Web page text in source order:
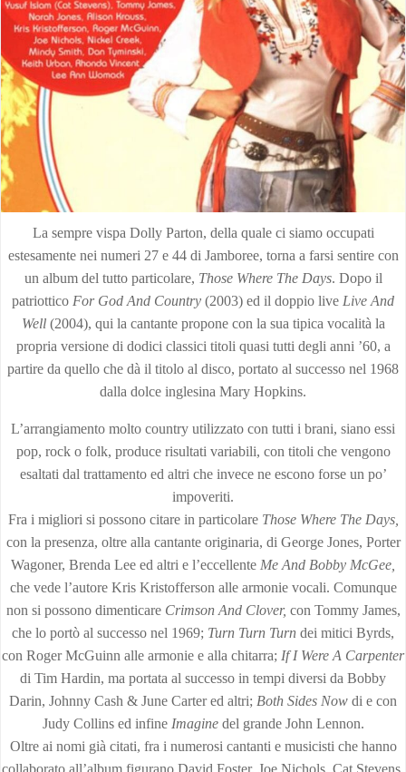
La sempre vispa Dolly Parton, della quale ci siamo occupati
estesamente nei numeri 27 e 44 di Jamboree, torna a farsi sentire con
un album del tutto particolare, Those Where The Days. Dopo il
patriottico For God And Country (2003) ed il doppio live Live And
Well (2004), qui la cantante propone con la sua tipica vocalità la
propria versione di dodici classici titoli quasi tutti degli anni ’60, a
partire da quello che dà il titolo al disco, portato al successo nel 1968
dalla dolce inglesina Mary Hopkins.
L’arrangiamento molto country utilizzato con tutti i brani, siano essi
pop, rock o folk, produce risultati variabili, con titoli che vengono
esaltati dal trattamento ed altri che invece ne escono forse un po’
impoveriti.
Fra i migliori si possono citare in particolare Those Where The Days,
con la presenza, oltre alla cantante originaria, di George Jones, Porter
Wagoner, Brenda Lee ed altri e l’eccellente Me And Bobby McGee,
che vede l’autore Kris Kristofferson alle armonie vocali. Comunque
non si possono dimenticare Crimson And Clover, con Tommy James,
che lo portò al successo nel 1969; Turn Turn Turn dei mitici Byrds,
con Roger McGuinn alle armonie e alla chitarra; If I Were A Carpenter
di Tim Hardin, ma portata al successo in tempi diversi da Bobby
Darin, Johnny Cash & June Carter ed altri; Both Sides Now di e con
Judy Collins ed infine Imagine del grande John Lennon.
Oltre ai nomi già citati, fra i numerosi cantanti e musicisti che hanno
collaborato all’album figurano David Foster, Joe Nichols, Cat Stevens,